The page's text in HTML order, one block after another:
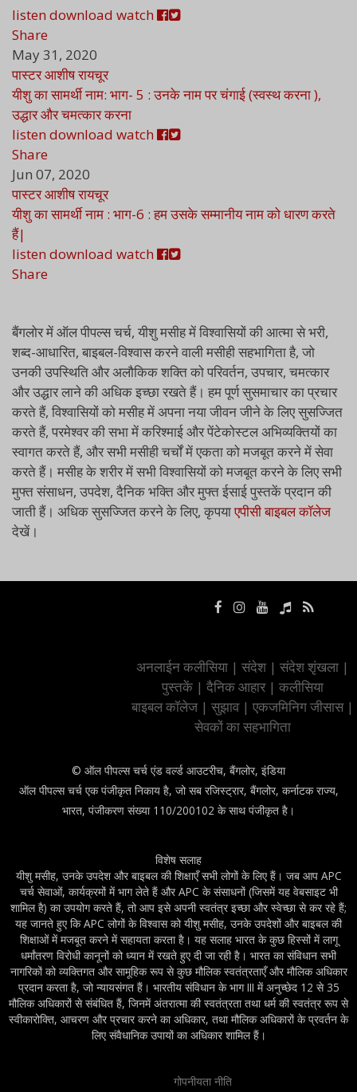
listen download watch
Share
May 31, 2020
पास्टर आशीष रायचूर
यीशु का सामर्थी नाम: भाग- 5 : उनके नाम पर चंगाई (स्वस्थ करना ),
उद्धार और चमत्कार करना
listen download watch
Share
Jun 07, 2020
पास्टर आशीष रायचूर
यीशु का सामर्थी नाम : भाग-6 : हम उसके सम्मानीय नाम को धारण करते
हैं|
listen download watch
Share
बैंगलोर में ऑल पीपल्स चर्च, यीशु मसीह में विश्वासियों की आत्मा से भरी,
शब्द-आधारित, बाइबल-विश्वास करने वाली मसीही सहभागिता है, जो
उनकी उपस्थिति और अलौकिक शक्ति को परिवर्तन, उपचार, चमत्कार
और उद्धार लाने की अधिक इच्छा रखते हैं। हम पूर्ण सुसमाचार का प्रचार
करते हैं, विश्वासियों को मसीह में अपना नया जीवन जीने के लिए सुसज्जित
करते हैं, परमेश्वर की सभा में करिश्माई और पेंटेकोस्टल अभिव्यक्तियों का
स्वागत करते हैं, और सभी मसीही चर्चों में एकता को मजबूत करने में सेवा
करते हैं। मसीह के शरीर में सभी विश्वासियों को मजबूत करने के लिए सभी
मुफ्त संसाधन, उपदेश, दैनिक भक्ति और मुफ्त ईसाई पुस्तकें प्रदान की
जाती हैं। अधिक सुसज्जित करने के लिए, कृपयाएपीसी बाइबल कॉलेज
देखें।
अनलाईन कलीसिया | संदेश | संदेश शृंखला |
पुस्तकें | दैनिक आहार | कलीसिया
बाइबल कॉलेज | सुझाव | एकजमिनिग जीसास |
सेवकों का सहभागिता
© ऑल पीपल्स चर्च एंड वर्ल्ड आउटरीच, बैंगलोर, इंडिया
ऑल पीपल्स चर्च एक पंजीकृत निकाय है, जो सब रजिस्ट्रार, बैंगलोर, कर्नाटक राज्य,
भारत, पंजीकरण संख्या 110/200102 के साथ पंजीकृत है।
विशेष सलाह
यीशु मसीह, उनके उपदेश और बाइबल की शिक्षाएँ सभी लोगों के लिए हैं। जब आप APC
चर्च सेवाओं, कार्यक्रमों में भाग लेते हैं और APC के संसाधनों (जिसमें यह वेबसाइट भी
शामिल है) का उपयोग करते हैं, तो आप इसे अपनी स्वतंत्र इच्छा और स्वेच्छा से कर रहे हैं;
यह जानते हुए कि APC लोगों के विश्वास को यीशु मसीह, उनके उपदेशों और बाइबल की
शिक्षाओं में मजबूत करने में सहायता करता है। यह सलाह भारत के कुछ हिस्सों में लागू
धर्मांतरण विरोधी कानूनों को ध्यान में रखते हुए दी जा रही है। भारत का संविधान सभी
नागरिकों को व्यक्तिगत और सामूहिक रूप से कुछ मौलिक स्वतंत्रताएँ और मौलिक अधिकार
प्रदान करता है, जो न्यायसंगत हैं। भारतीय संविधान के भाग III में अनुच्छेद 12 से 35
मौलिक अधिकारों से संबंधित हैं, जिनमें अंतरात्मा की स्वतंत्रता तथा धर्म की स्वतंत्र रूप से
स्वीकारोक्ति, आचरण और प्रचार करने का अधिकार, तथा मौलिक अधिकारों के प्रवर्तन के
लिए संवैधानिक उपायों का अधिकार शामिल हैं।
गोपनीयता नीति